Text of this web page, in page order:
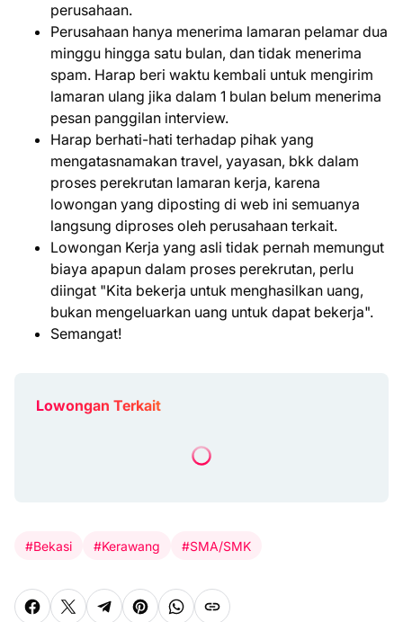
perusahaan.
Perusahaan hanya menerima lamaran pelamar dua
minggu hingga satu bulan, dan tidak menerima
spam. Harap beri waktu kembali untuk mengirim
lamaran ulang jika dalam 1 bulan belum menerima
pesan panggilan interview.
Harap berhati-hati terhadap pihak yang
mengatasnamakan travel, yayasan, bkk dalam
proses perekrutan lamaran kerja, karena
lowongan yang diposting di web ini semuanya
langsung diproses oleh perusahaan terkait.
Lowongan Kerja yang asli tidak pernah memungut
biaya apapun dalam proses perekrutan, perlu
diingat "Kita bekerja untuk menghasilkan uang,
bukan mengeluarkan uang untuk dapat bekerja".
Semangat!
Lowongan Terkait
#Bekasi #Kerawang #SMA/SMK